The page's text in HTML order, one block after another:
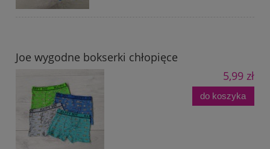
Joe wygodne bokserki chłopięce
5,99 zł
do koszyka